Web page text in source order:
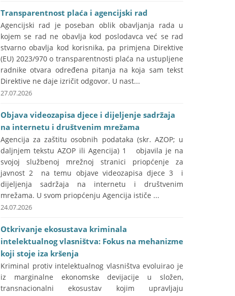
Transparentnost plaća i agencijski rad
Agencijski rad je poseban oblik obavljanja rada u
kojem se rad ne obavlja kod poslodavca već se rad
stvarno obavlja kod korisnika, pa primjena Direktive
(EU) 2023/970 o transparentnosti plaća na ustupljene
radnike otvara određena pitanja na koja sam tekst
Direktive ne daje izričit odgovor. U nast...
27.07.2026
Objava videozapisa djece i dijeljenje sadržaja
na internetu i društvenim mrežama
Agencija za zaštitu osobnih podataka (skr. AZOP; u
daljnjem tekstu AZOP ili Agencija) 1 objavila je na
svojoj službenoj mrežnoj stranici priopćenje za
javnost 2 na temu objave videozapisa djece 3 i
dijeljenja sadržaja na internetu i društvenim
mrežama. U svom priopćenju Agencija ističe ...
24.07.2026
Otkrivanje ekosustava kriminala
intelektualnog vlasništva: Fokus na mehanizme
koji stoje iza kršenja
Kriminal protiv intelektualnog vlasništva evoluirao je
iz marginalne ekonomske devijacije u složen,
transnacionalni ekosustav kojim upravljaju